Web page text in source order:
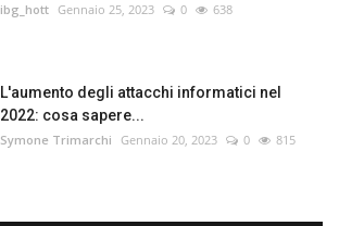
ibg_hott Gennaio 25, 2023 0 638
L'aumento degli attacchi informatici nel
2022: cosa sapere...
Symone Trimarchi Gennaio 20, 2023 0 815